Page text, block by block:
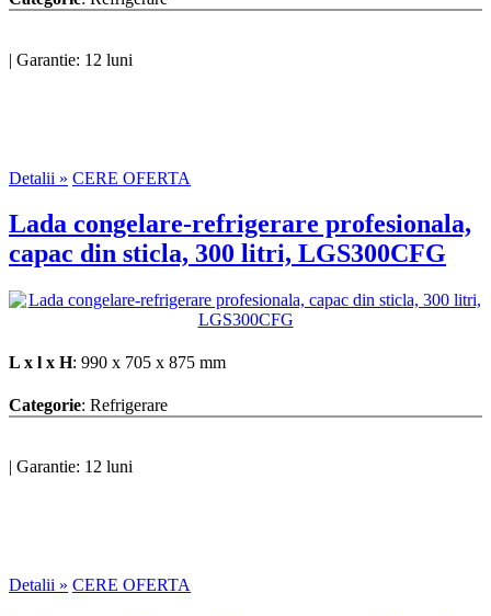
| Garantie: 12 luni
Detalii » CERE OFERTA
Lada congelare-refrigerare profesionala,
capac din sticla, 300 litri, LGS300CFG
L x l x H: 990 x 705 x 875 mm
Categorie: Refrigerare
| Garantie: 12 luni
Detalii » CERE OFERTA